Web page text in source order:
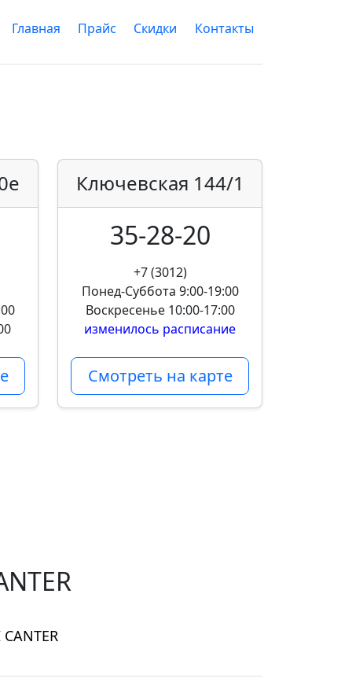
Главная Прайс Скидки Контакты
Ключевская 144/1
35-28-20
+7 (3012)
Понед-Суббота 9:00-19:00
Воскресенье 10:00-17:00
изменилось расписание
Смотреть на карте